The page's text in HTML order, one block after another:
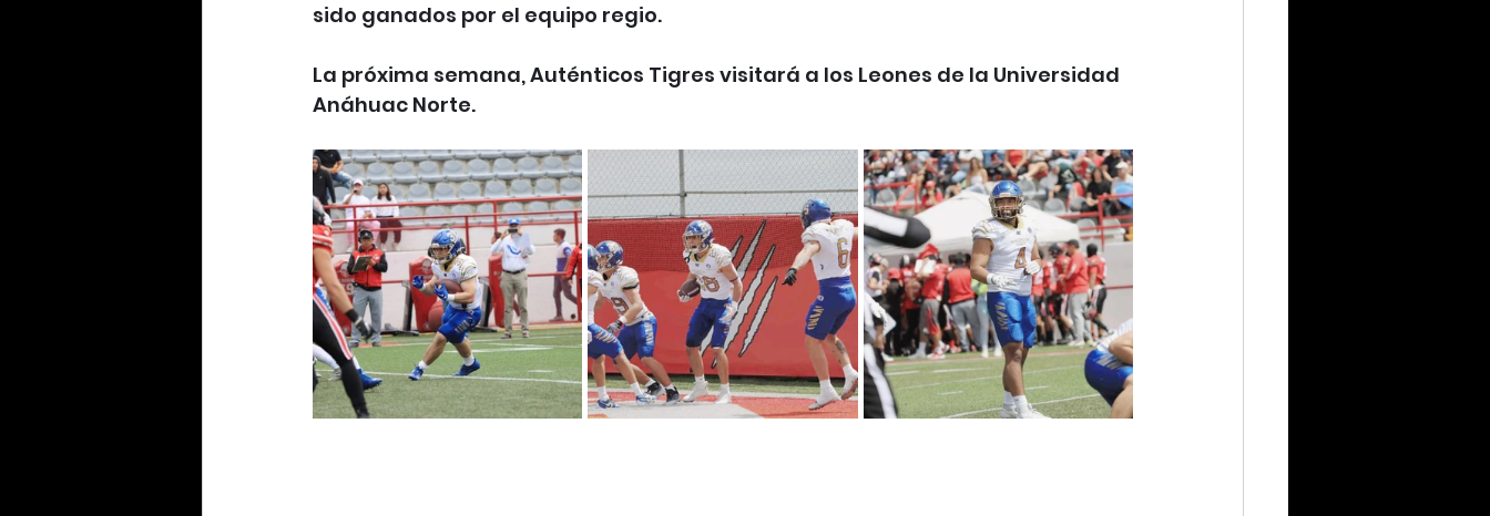
sido ganados por el equipo regio.
La próxima semana, Auténticos Tigres visitará a los Leones de la Universidad
Anáhuac Norte.